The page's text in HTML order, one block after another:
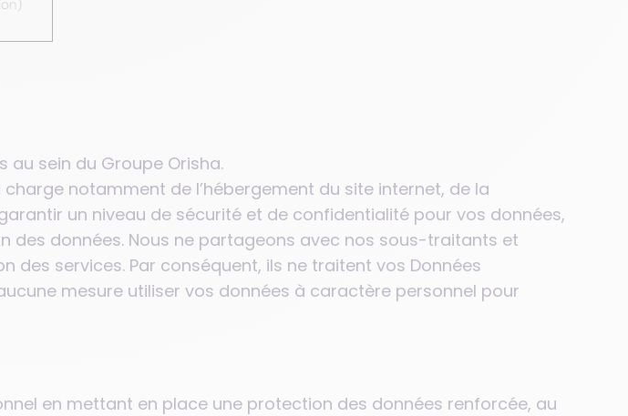
au sein du Groupe Orisha.
notamment de l’hébergement du site internet, de la
un niveau de sécurité et de confidentialité pour vos données,
des données. Nous ne partageons avec nos sous-traitants et
services. Par conséquent, ils ne traitent vos Données
mesure utiliser vos données à caractère personnel pour
en mettant en place une protection des données renforcée, au